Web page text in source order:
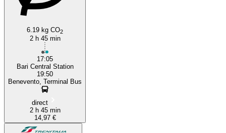
6.19 kg CO2
2 h 45 min
17:05
Bari Central Station
19:50
Benevento, Terminal Bus
direct
2 h 45 min
14,97 €